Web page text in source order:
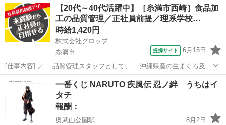
沖縄 沖縄市 てだこ浦西駅 買いたい/ください
【20代～40代活躍中】［糸満市西崎］食品加
工の品質管理／正社員前提／理系学校…
時給1,420円
株式会社グロップ
糸満市
提携サイト 6月15日
[仕事内容] ／ 品質管理スタッフとして、 沖縄県産の生まぐろ及び
介護食を全国に広めよう！ ＼ 品質管理の経験が活かせる！新規事業の
介護食の中核メンバーを募集！ 理数系の学校卒なら未経験でもOK！
サポート体制が整って...
沖縄 工場
一番くじ NARUTO 疾風伝 忍ノ絆 うちはイ
タチ
報酬：
奥武山公園駅
8月2日